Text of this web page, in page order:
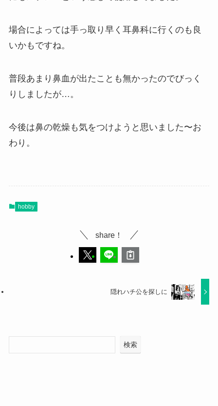
場合によっては手っ取り早く耳鼻科に行くのも良
いかもですね。
普段あまり鼻血が出たことも無かったのでびっく
りしましたが…。
今後は鼻の乾燥も気をつけようと思いました〜お
わり。
hobby
share！
隠れハチ公を探しに
検索